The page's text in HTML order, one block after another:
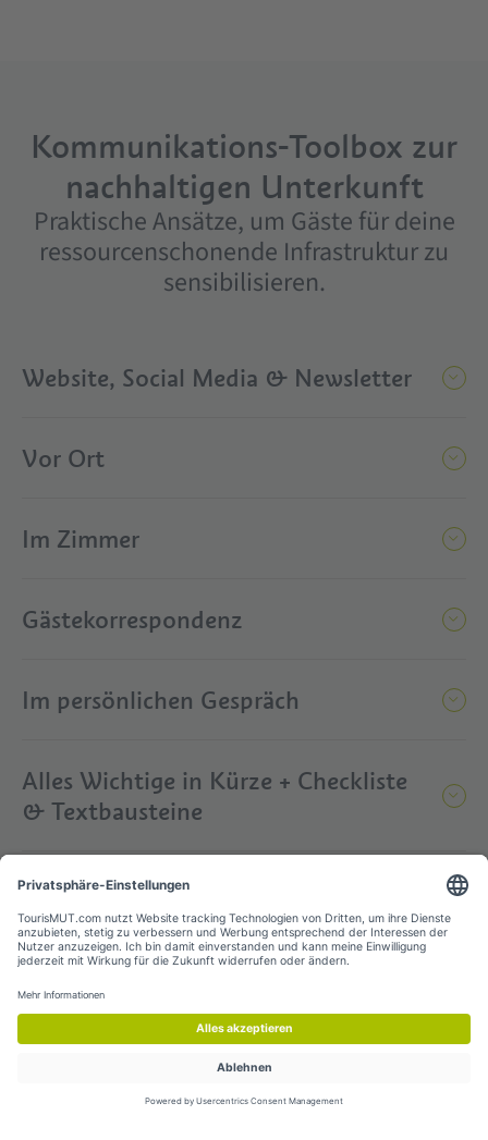
Kommunikations-Toolbox zur
nachhaltigen Unterkunft
Praktische Ansätze, um Gäste für deine
ressourcenschonende Infrastruktur zu
sensibilisieren.
Website, Social Media & Newsletter
Vor Ort
Im Zimmer
Gästekorrespondenz
Im persönlichen Gespräch
Alles Wichtige in Kürze + Checkliste
& Textbausteine
Zeiguns, wie duesmachst!